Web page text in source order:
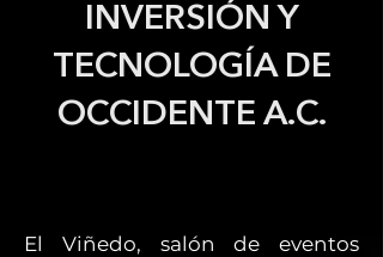
INVERSIÓN Y
TECNOLOGÍA DE
OCCIDENTE A.C.
El Viñedo, salón de eventos